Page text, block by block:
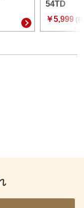
54TD
￥5,999 (